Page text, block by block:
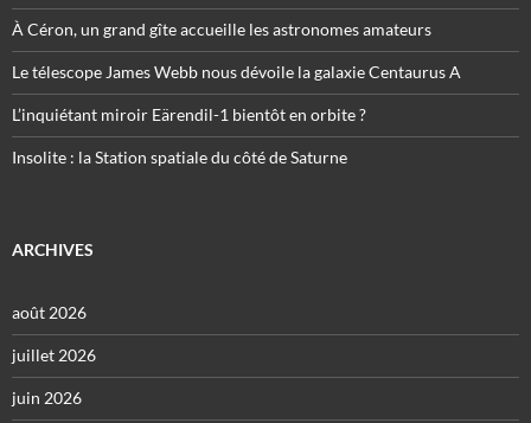
À Céron, un grand gîte accueille les astronomes amateurs
Le télescope James Webb nous dévoile la galaxie Centaurus A
L’inquiétant miroir Eärendil-1 bientôt en orbite ?
Insolite : la Station spatiale du côté de Saturne
ARCHIVES
août 2026
juillet 2026
juin 2026